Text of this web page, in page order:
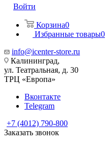
Войти
Корзина0
Избранные товары0
info@icenter-store.ru
Калининград,
ул. Театральная, д. 30
ТРЦ «Европа»
Вконтакте
Telegram
+7 (4012) 790-800
Заказать звонок